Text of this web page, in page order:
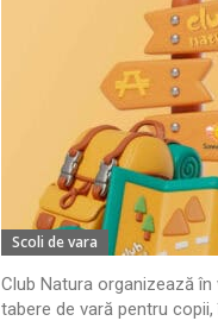
Scoli de vara
Club Natura organizează în
tabere de vară pentru